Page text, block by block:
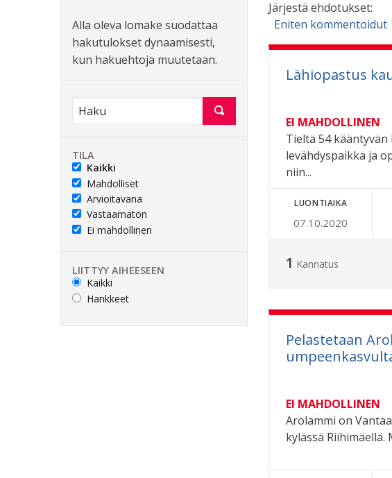
Alla oleva lomake suodattaa
hakutulokset dynaamisesti,
kun hakuehtoja muutetaan.
TILA
Kaikki
Mahdolliset
Arvioitavana
Vastaamaton
Ei mahdollinen
LIITTYY AIHEESEEN
Kaikki
Hankkeet
Järjestä ehdotukset:
Eniten kommentoidut
Lähiopastus
EI MAHDOLLINEN
Tieltä 54
levähdyspaikka ja
niin...
LUONTIAIKA
07.10.2020
1 Kannatus
Pelastetaan
EI MAHDOLLINEN
Arolammi on
kylässä Riihimäellä.